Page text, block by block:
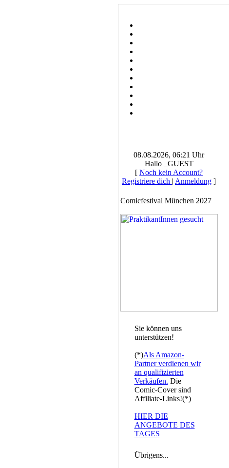
08.08.2026, 06:21 Uhr
Hallo _GUEST
[ Noch kein Account?
Registriere dich | Anmeldung ]
Comicfestival München 2027
Sie können uns
unterstützen!
(*)Als Amazon-
Partner verdienen wir
an qualifizierten
Verkäufen. Die
Comic-Cover sind
Affiliate-Links!(*)
HIER DIE
ANGEBOTE DES
TAGES
Übrigens...